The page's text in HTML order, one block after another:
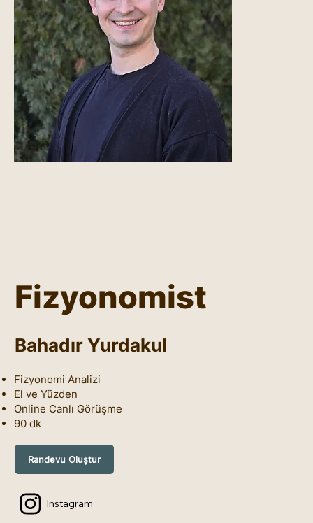
Fizyonomist
Bahadır Yurdakul
Fizyonomi Analizi
El ve Yüzden
Online Canlı Görüşme
90 dk
Randevu Oluştur
Instagram